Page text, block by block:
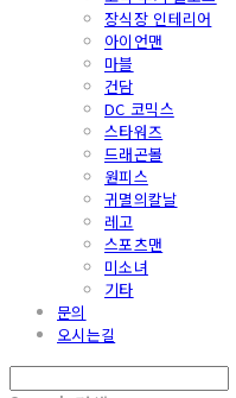
장식장 인테리어
아이언맨
마블
건담
DC 코믹스
스타워즈
드래곤볼
원피스
귀멸의칼날
레고
스포츠맨
미소녀
기타
문의
오시는길